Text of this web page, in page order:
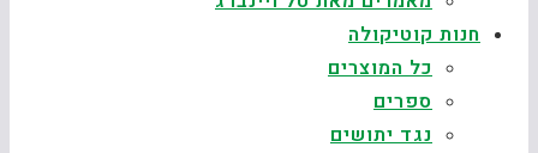
חנות קוטיקולה
כל המוצרים
ספרים
נגד יתושים